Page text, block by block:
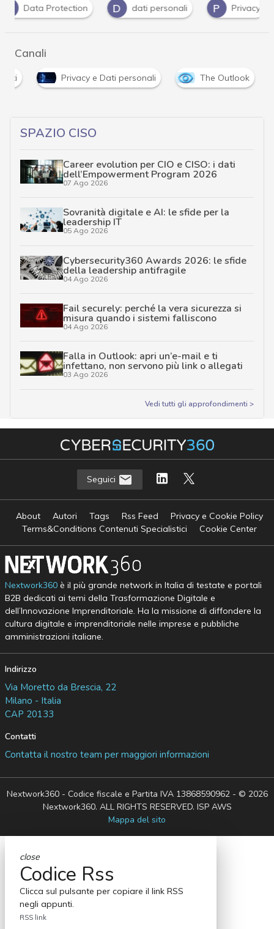
D dati personali P Privacy U UE
Canali
Privacy e Dati personali The Outlook
SPAZIO CISO
Career evolution per CIO e CISO: i dati
dell’Empowerment Program 2026
07 Ago 2026
Sovranità digitale e AI: le sfide per la
leadership IT
05 Ago 2026
Cybersecurity360 Awards 2026: le sfide
della leadership antifragile
04 Ago 2026
Fail securely: perché la vera sicurezza si
misura quando i sistemi falliscono
04 Ago 2026
Falla in Outlook: apri un’e-mail e ti
infettano, non servono più link o allegati
03 Ago 2026
Vedi tutti gli approfondimenti >
Seguici
About Autori Tags Rss Feed
Privacy e Cookie Policy
Terms&Conditions Contenuti Specialistici
Cookie Center
Nextwork360è il più grande network in Italia di testate e portali
B2B dedicati ai temi della Trasformazione Digitale e
dell’Innovazione Imprenditoriale. Ha la missione di diffondere la
cultura digitale e imprenditoriale nelle imprese e pubbliche
amministrazioni italiane.
Indirizzo
Via Moretto da Brescia, 22
Milano - Italia
CAP 20133
Contatti
Contatta il nostro team per maggiori informazioni
Nextwork360 - Codice fiscale e Partita IVA 13868590962 - © 2026
Nextwork360. ALL RIGHTS RESERVED. ISP AWS
Mappa del sito
close
Codice Rss
Clicca sul pulsante per copiare il link RSS
negli appunti.
RSS link